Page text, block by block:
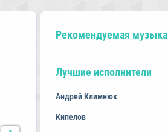
Рекомендуемая музыка
Лучшие исполнители
Андрей Климнюк
Кипелов